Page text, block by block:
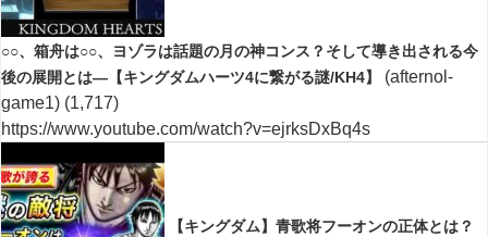
○○、箱舟は○○、ヨゾラは話題の月の神コンス？そして導き出される今
後の展開とは―【キングダムハーツ4に繋がる謎/KH4】
(afternol-
game1) (1,717)
https://www.youtube.com/watch?v=ejrksDxBq4s
【キングダム】青歌将フーオンの正体とは？